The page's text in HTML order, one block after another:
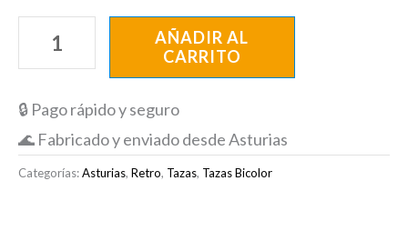
AÑADIR AL
CARRITO
🔒 Pago rápido y seguro
🌊 Fabricado y enviado desde Asturias
Categorías:Asturias, Retro, Tazas, Tazas Bicolor